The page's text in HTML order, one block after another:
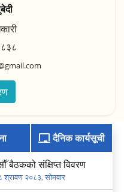
बाट ७ जना, राष्ट्रिय प्रजातन्त्र
र नेकपा समाजवादीबाट १ जना माननीय
नदिपुरमा साविकको नगर विकास
यहाँ प्रदेश सभा भवन, प्रदेश सभाका
दलका वैठक कक्षहरु रहेका भवन तथा
केन्द्र (हालको गण्डकी प्रदेश
भवनहरु छन् ।
विवरण
दैनिक कार्यसूची
बैठकको संक्षिप्त विवरण
श्रावण २०८३, सोमवार